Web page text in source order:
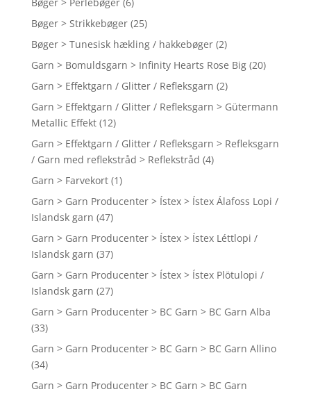
Bøger > Strikkebøger (25)
Bøger > Tunesisk hækling / hakkebøger (2)
Garn > Bomuldsgarn > Infinity Hearts Rose Big (20)
Garn > Effektgarn / Glitter / Refleksgarn (2)
Garn > Effektgarn / Glitter / Refleksgarn > Gütermann
Metallic Effekt (12)
Garn > Effektgarn / Glitter / Refleksgarn > Refleksgarn
/ Garn med reflekstråd > Reflekstråd (4)
Garn > Farvekort (1)
Garn > Garn Producenter > Ístex > Ístex Álafoss Lopi /
Islandsk garn (47)
Garn > Garn Producenter > Ístex > Ístex Léttlopi /
Islandsk garn (37)
Garn > Garn Producenter > Ístex > Ístex Plötulopi /
Islandsk garn (27)
Garn > Garn Producenter > BC Garn > BC Garn Alba
(33)
Garn > Garn Producenter > BC Garn > BC Garn Allino
(34)
Garn > Garn Producenter > BC Garn > BC Garn